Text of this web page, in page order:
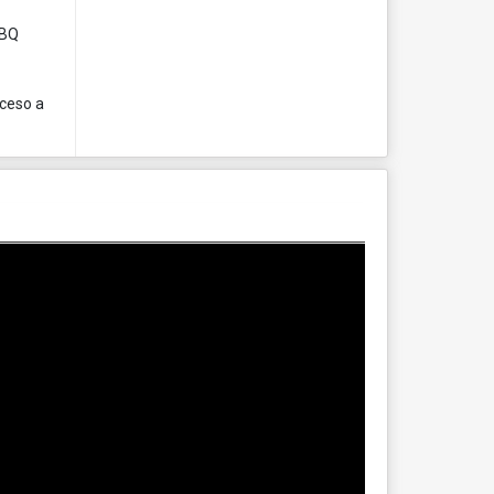
a